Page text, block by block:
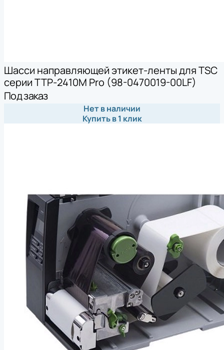
Шасси направляющей этикет-ленты для TSC
серии TTP-2410M Pro (98-0470019-00LF)
Под заказ
Нет в наличии
Купить в 1 клик